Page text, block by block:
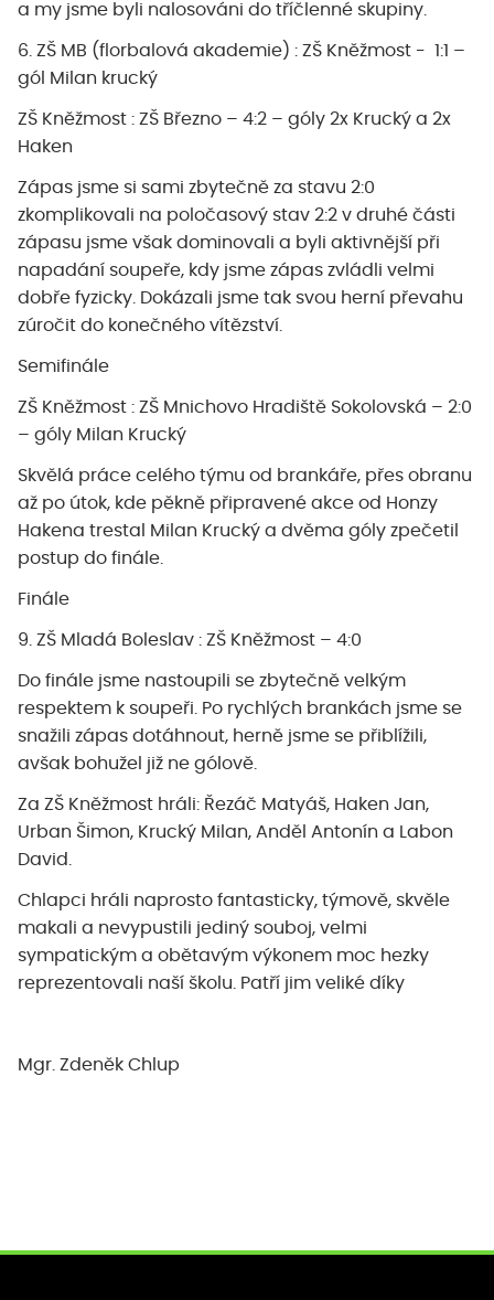
a my jsme byli nalosováni do tříčlenné skupiny.
6. ZŠ MB (florbalová akademie) : ZŠ Kněžmost - 1:1 –
gól Milan krucký
ZŠ Kněžmost : ZŠ Březno – 4:2 – góly 2x Krucký a 2x
Haken
Zápas jsme si sami zbytečně za stavu 2:0
zkomplikovali na poločasový stav 2:2 v druhé části
zápasu jsme však dominovali a byli aktivnější při
napadání soupeře, kdy jsme zápas zvládli velmi
dobře fyzicky. Dokázali jsme tak svou herní převahu
zúročit do konečného vítězství.
Semifinále
ZŠ Kněžmost : ZŠ Mnichovo Hradiště Sokolovská – 2:0
– góly Milan Krucký
Skvělá práce celého týmu od brankáře, přes obranu
až po útok, kde pěkně připravené akce od Honzy
Hakena trestal Milan Krucký a dvěma góly zpečetil
postup do finále.
Finále
9. ZŠ Mladá Boleslav : ZŠ Kněžmost – 4:0
Do finále jsme nastoupili se zbytečně velkým
respektem k soupeři. Po rychlých brankách jsme se
snažili zápas dotáhnout, herně jsme se přiblížili,
avšak bohužel již ne gólově.
Za ZŠ Kněžmost hráli: Řezáč Matyáš, Haken Jan,
Urban Šimon, Krucký Milan, Anděl Antonín a Labon
David.
Chlapci hráli naprosto fantasticky, týmově, skvěle
makali a nevypustili jediný souboj, velmi
sympatickým a obětavým výkonem moc hezky
reprezentovali naší školu. Patří jim veliké díky
Mgr. Zdeněk Chlup